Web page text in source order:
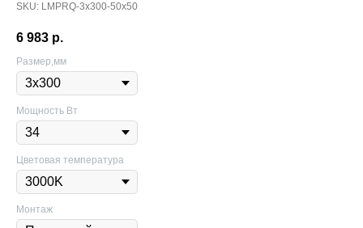
SKU: LMPRQ-3х300-50х50
6 983 р.
Размер,мм
Мощность Вт
Цветовая температура
Монтаж